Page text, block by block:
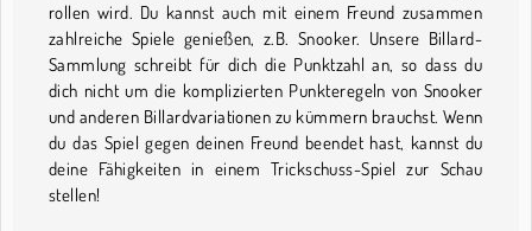
rollen wird. Du kannst auch mit einem Freund zusammen
zahlreiche Spiele genießen, z.B. Snooker. Unsere Billard-
Sammlung schreibt für dich die Punktzahl an, so dass du
dich nicht um die komplizierten Punkteregeln von Snooker
und anderen Billardvariationen zu kümmern brauchst. Wenn
du das Spiel gegen deinen Freund beendet hast, kannst du
deine Fähigkeiten in einem Trickschuss-Spiel zur Schau
stellen!